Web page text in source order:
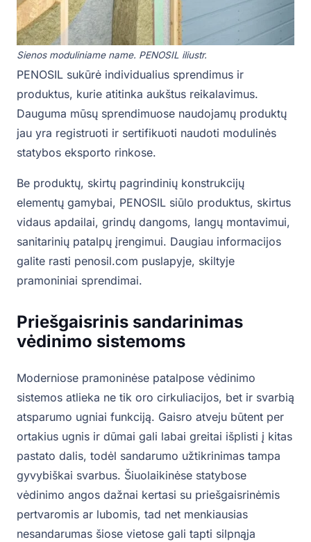
Sienos moduliniame name. PENOSIL iliustr.
PENOSIL sukūrė individualius sprendimus ir
produktus, kurie atitinka aukštus reikalavimus.
Dauguma mūsų sprendimuose naudojamų produktų
jau yra registruoti ir sertifikuoti naudoti modulinės
statybos eksporto rinkose.
Be produktų, skirtų pagrindinių konstrukcijų
elementų gamybai, PENOSIL siūlo produktus, skirtus
vidaus apdailai, grindų dangoms, langų montavimui,
sanitarinių patalpų įrengimui. Daugiau informacijos
galite rasti penosil.com puslapyje, skiltyje
pramoniniai sprendimai.
Priešgaisrinis sandarinimas
vėdinimo sistemoms
Moderniose pramoninėse patalpose vėdinimo
sistemos atlieka ne tik oro cirkuliacijos, bet ir svarbią
atsparumo ugniai funkciją. Gaisro atveju būtent per
ortakius ugnis ir dūmai gali labai greitai išplisti į kitas
pastato dalis, todėl sandarumo užtikrinimas tampa
gyvybiškai svarbus. Šiuolaikinėse statybose
vėdinimo angos dažnai kertasi su priešgaisrinėmis
pertvaromis ar lubomis, tad net menkiausias
nesandarumas šiose vietose gali tapti silpnąja